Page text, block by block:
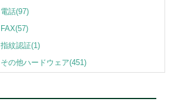
電話(97)
FAX(57)
指紋認証(1)
その他ハードウェア(451)